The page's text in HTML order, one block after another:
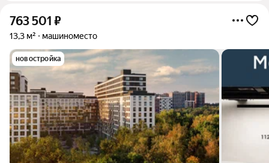
763 501 ₽
13,3 м² машиноместо
новостройка